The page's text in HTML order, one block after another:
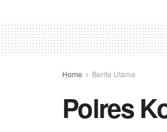
Home Berita Utama
Polres